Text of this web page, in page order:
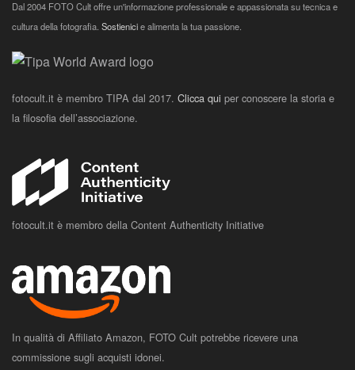
Dal 2004 FOTO Cult offre un'informazione professionale e appassionata su tecnica e
cultura della fotografia. Sostienicie alimenta la tua passione.
fotocult.it è membro TIPA dal 2017. Clicca qui per conoscere la storia e
la filosofia dell’associazione.
fotocult.it è membro della Content Authenticity Initiative
In qualità di Affiliato Amazon, FOTO Cult potrebbe ricevere una
commissione sugli acquisti idonei.